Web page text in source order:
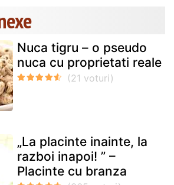
Nuca tigru – o pseudo
nuca cu proprietati reale
„La placinte inainte, la
razboi inapoi! ” –
Placinte cu branza